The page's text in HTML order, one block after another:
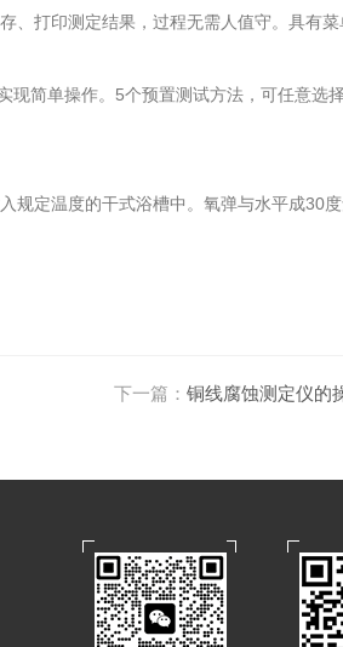
打印测定结果，过程无需人值守。具有
现简单操作。5个预置测试方法，可任意选
定温度的干式浴槽中。氧弹与水平成30
下一篇： 铜线腐蚀测定仪的